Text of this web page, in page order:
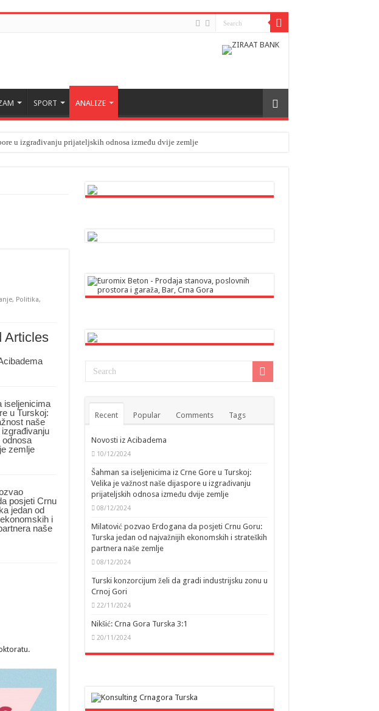
SPORT ANALIZE
u izgrađivanju prijateljskih odnosa između dvije zemlje
, Politika,
Articles
iseljenicima
u Turskoj:
naše
odnosa
zemlje
posjeti Crnu
jedan od
i
naše
Recent Popular Comments Tags
Novosti iz Acibadema
10/12/2024
Šahman sa iseljenicima iz Crne Gore u Turskoj:
Velika je važnost naše dijaspore u izgrađivanju
prijateljskih odnosa između dvije zemlje
08/12/2024
Milatović pozvao Erdogana da posjeti Crnu Goru:
Turska jedan od najvažnijih ekonomskih i strateških
partnera naše zemlje
08/12/2024
Turski konzorcijum želi da gradi industrijsku zonu u
Crnoj Gori
22/11/2024
Nikšić: Crna Gora Turska 3:1
20/11/2024